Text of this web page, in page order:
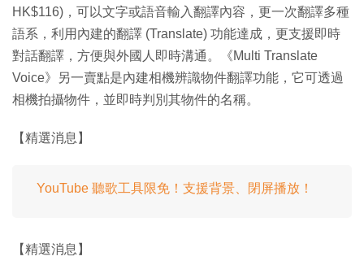
HK$116)，可以文字或語音輸入翻譯內容，更一次翻譯多種
語系，利用內建的翻譯 (Translate) 功能達成，更支援即時
對話翻譯，方便與外國人即時溝通。《Multi Translate
Voice》另一賣點是內建相機辨識物件翻譯功能，它可透過
相機拍攝物件，並即時判別其物件的名稱。
【精選消息】
YouTube 聽歌工具限免！支援背景、閉屏播放！
【精選消息】